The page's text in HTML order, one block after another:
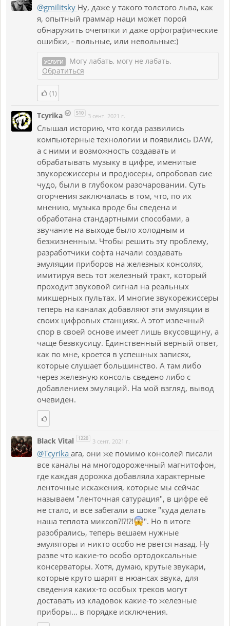
@gmilitsky Ну, даже у такого толстого льва, как
я, опытный граммар наци может порой
обнаружить очепятки и даже орфографические
ошибки, - вольные, или невольные:)
УСЛУГИ
Могу лабать, могу не лабать.
Обратиться
(1)
Tcyrika 510 3 сент. 2021 г.
Слышал историю, что когда развились
компьютерные технологии и появились DAW,
а с ними и возможность создавать и
обрабатывать музыку в цифре, именитые
звукорежиссеры и продюсеры, опробовав сие
чудо, были в глубоком разочаровании. Суть
огорчения заключалась в том, что, по их
мнению, музыка вроде бы сведена и
обработана стандартными способами, а
звучание на выходе было холодным и
безжизненным. Чтобы решить эту проблему,
разработчики софта начали создавать
эмуляции приборов на железных консолях,
имитируя весь тот железный тракт, который
проходит звуковой сигнал на реальных
микшерных пультах. И многие звукорежиссеры
теперь на каналах добавляют эти эмуляции в
своих цифровых станциях. А этот извечный
спор в своей основе имеет лишь вкусовщину, а
чаще безвкусицу. Единственный верный ответ,
как по мне, кроется в успешных записях,
которые слушает большинство. А там либо
через железную консоль сведено либо с
добавлением эмуляций. На мой взгляд, вывод
очевиден.
Black Vital 1220 3 сент. 2021 г.
@Tcyrika ага, они же помимо консолей писали
все каналы на многодорожечный магнитофон,
где каждая дорожка добавляла характерные
ленточные искажения, которые мы сейчас
называем "ленточная сатурация", в цифре её
не стало, и все забегали в шоке "куда делать
наша теплота миксов?!?!?!
". Но в итоге
разобрались, теперь вешаем нужные
эмуляторы и никто особо не рвётся назад. Ну
разве что какие-то особо ортодоксальные
консерваторы. Хотя, думаю, крутые звукари,
которые круто шарят в нюансах звука, для
сведения каких-то особых треков могут
доставать из кладовок какие-то железные
приборы... в порядке исключения.